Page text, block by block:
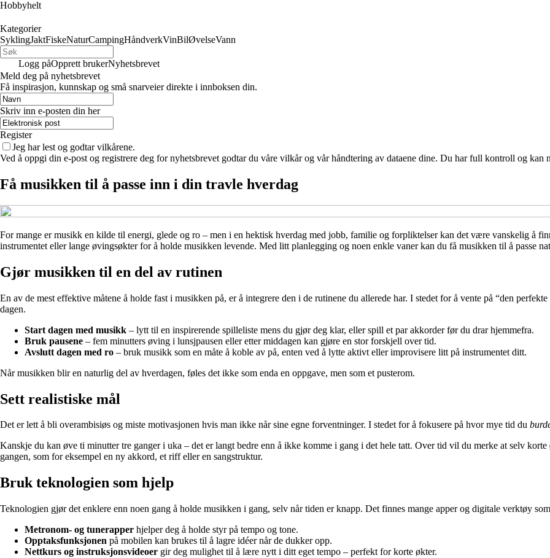
Hobbyhelt
Kategorier
SyklingJaktFiskeNaturCampingHåndverkVinBilØvelseVann
Logg påOpprett brukerNyhetsbrevet
Meld deg på nyhetsbrevet
Få inspirasjon, kunnskap og små snarveier direkte i innboksen din.
Skriv inn e-posten din her
Register
Jeg har lest og godtar vilkårene.
Ved å oppgi din e-post og registrere deg for nyhetsbrevet godtar du våre vilkår og vår håndtering av dataene dine. Du har full kontroll og kan
Få musikken til å passe inn i din travle hverdag
For mange er musikk en kilde til energi, glede og ro – men i en hektisk hverdag med jobb, familie og forpliktelser kan det være vanskelig å
instrumentet eller lange øvingsøkter for å holde musikken levende. Med litt planlegging og noen enkle vaner kan du få musikken til å passe
Gjør musikken til en del av rutinen
En av de mest effektive måtene å holde fast i musikken på, er å integrere den i de rutinene du allerede har. I stedet for å vente på “den
dagen.
Start dagen med musikk – lytt til en inspirerende spilleliste mens du gjør deg klar, eller spill et par akkorder før du drar hjemmefra.
Bruk pausene – fem minutters øving i lunsjpausen eller etter middagen kan gjøre en stor forskjell over tid.
Avslutt dagen med ro – bruk musikk som en måte å koble av på, enten ved å lytte aktivt eller improvisere litt på instrumentet ditt.
Når musikken blir en naturlig del av hverdagen, føles det ikke som enda en oppgave, men som et pusterom.
Sett realistiske mål
Det er lett å bli overambisiøs og miste motivasjonen hvis man ikke når sine egne forventninger. I stedet for å fokusere på hvor mye tid du
Kanskje du kan øve ti minutter tre ganger i uka – det er langt bedre enn å ikke komme i gang i det hele tatt. Over tid vil du merke at selv
gangen, som for eksempel en ny akkord, et riff eller en sangstruktur.
Bruk teknologien som hjelp
Teknologien gjør det enklere enn noen gang å holde musikken i gang, selv når tiden er knapp. Det finnes mange apper og digitale verktøy
Metronom- og tunerapper hjelper deg å holde styr på tempo og tone.
Opptaksfunksjonen på mobilen kan brukes til å lagre idéer når de dukker opp.
Nettkurs og instruksjonsvideoer gir deg mulighet til å lære nytt i ditt eget tempo – perfekt for korte økter.